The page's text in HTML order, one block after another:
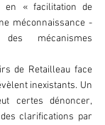
en « facilitation de
méconnaissance -
mécanismes
de Retailleau face
inexistants. Un
certes dénoncer,
clarifications par